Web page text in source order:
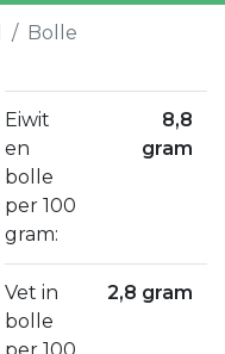
Bolle
Eiwit
en
bolle
per 100
gram:
8,8
gram
Vet in
bolle
2,8 gram